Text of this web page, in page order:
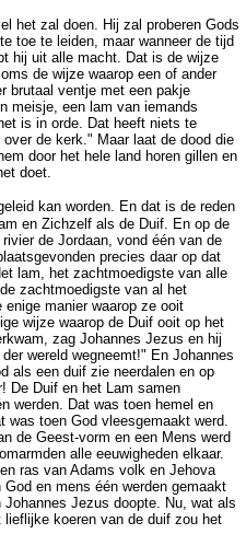
het zal doen. Hij zal proberen Gods
toe te leiden, maar wanneer de tijd
hij uit alle macht. Dat is de wijze
de wijze waarop een of ander
brutaal ventje met een pakje
meisje, een lam van iemands
is in orde. Dat heeft niets te
de kerk." Maar laat de dood die
door het hele land horen gillen en
doet.
kan worden. En dat is de reden
en Zichzelf als de Duif. En op de
de Jordaan, vond één van de
precies daar op dat
lam, het zachtmoedigste van alle
zachtmoedigste van al het
manier waarop ze ooit
wijze waarop de Duif ooit op het
zag Johannes Jezus en hij
wereld wegneemt!" En Johannes
als een duif zie neerdalen en op
De Duif en het Lam samen
werden. Dat was toen hemel en
toen God vleesgemaakt werd.
de Geest-vorm en een Mens werd
alle eeuwigheden elkaar.
ras van Adams volk en Jehova
en mens één werden gemaakt
Jezus doopte. Nu, wat als
koeren van de duif zou het